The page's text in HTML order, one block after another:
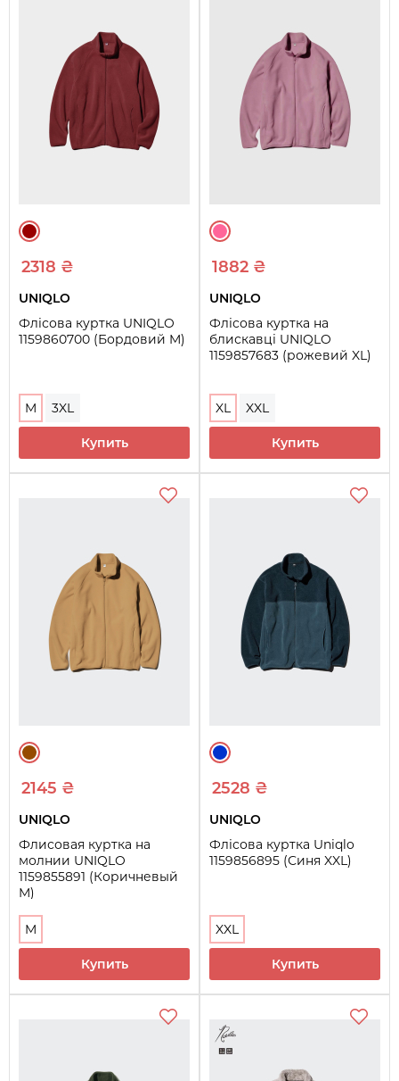
2318 ₴
UNIQLO
Флісова куртка UNIQLO
1159860700 (Бордовий M)
M 3XL
Купить
1882 ₴
UNIQLO
Флісова куртка на
блискавці UNIQLO
1159857683 (рожевий XL)
XL XXL
Купить
2145 ₴
UNIQLO
Флисовая куртка на
молнии UNIQLO
1159855891 (Коричневый
M)
M
Купить
2528 ₴
UNIQLO
Флісова куртка Uniqlo
1159856895 (Синя XXL)
XXL
Купить